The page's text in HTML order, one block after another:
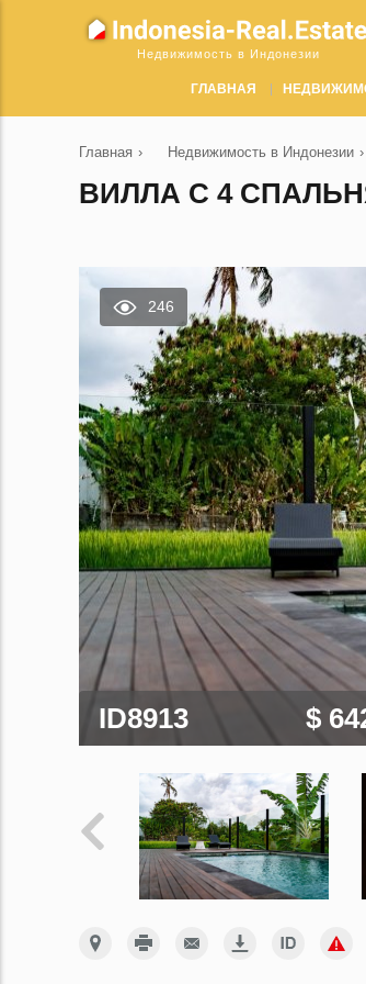
Недвижимость в Индонезии
ГЛАВНАЯ
Главная › Недвижимость в Индонезии ›
ВИЛЛА С 4
246
ID8913 $